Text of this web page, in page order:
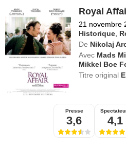
Royal
21 novembre
Historique
De Nikolaj
Avec Mads
Mikkel Boe
Titre original
Presse
3,6 4,1